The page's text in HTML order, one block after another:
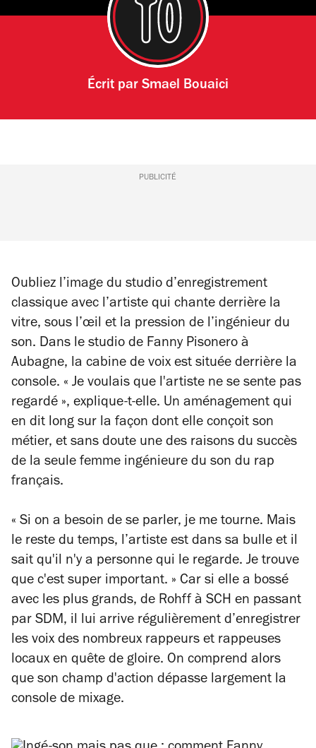
Écrit par Smael Bouaici
PUBLICITÉ
Oubliez l’image du studio d’enregistrement
classique avec l’artiste qui chante derrière la
vitre, sous l’œil et la pression de l’ingénieur du
son. Dans le studio de Fanny Pisonero à
Aubagne, la cabine de voix est située derrière la
console. « Je voulais que l'artiste ne se sente pas
regardé », explique-t-elle. Un aménagement qui
en dit long sur la façon dont elle conçoit son
métier, et sans doute une des raisons du succès
de la seule femme ingénieure du son du rap
français.
« Si on a besoin de se parler, je me tourne. Mais
le reste du temps, l’artiste est dans sa bulle et il
sait qu'il n'y a personne qui le regarde. Je trouve
que c'est super important. » Car si elle a bossé
avec les plus grands, de Rohff à SCH en passant
par SDM, il lui arrive régulièrement d’enregistrer
les voix des nombreux rappeurs et rappeuses
locaux en quête de gloire. On comprend alors
que son champ d'action dépasse largement la
console de mixage.